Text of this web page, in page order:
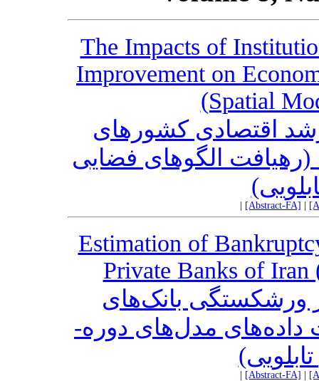
The Impacts of
Improvement on
(Spatial
رشد اقتصادی کشورهای
(رهیافت الگوهای فضایی
[Abstract-FA]
Estimation of
Private Banks of
ورشکستگی بانک‌های
داده‌های مدل‌های دوره-
[Abstract-FA]